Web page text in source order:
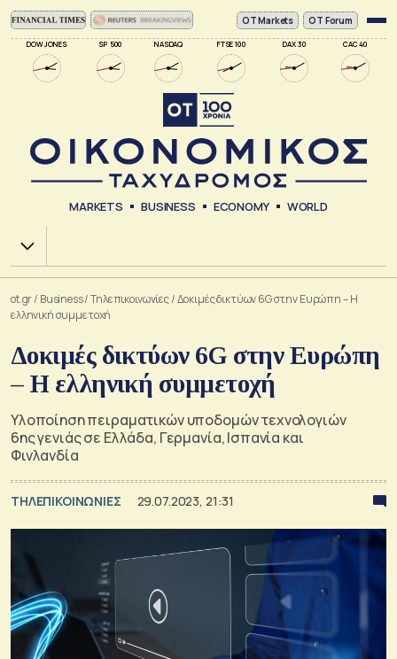
DOW JONES SP 500 NASDAQ FTSE 100 DAX 30 CAC 40
ΟΤ Markets OT Forum
MARKETS BUSINESS ECONOMY WORLD
Χ.Α.
ot.gr/ Business/Τηλεπικοινωνίες/Δοκιμές δικτύων 6G στην Ευρώπη – H
ελληνική συμμετοχή
Δοκιμές δικτύων 6G στην Ευρώπη
– H ελληνική συμμετοχή
Υλοποίηση πειραματικών υποδομών τεχνολογιών
6ης γενιάς σε Ελλάδα, Γερμανία, Ισπανία και
Φινλανδία
ΤΗΛΕΠΙΚΟΙΝΩΝΙΕΣ 29.07.2023, 21:31